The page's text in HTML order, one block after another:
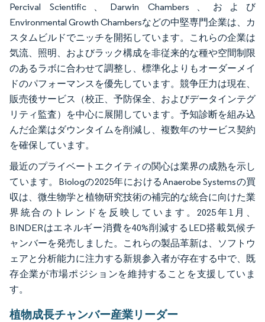
Percival Scientific、Darwin Chambers、および
Environmental Growth Chambersなどの中堅専門企業は、カ
スタムビルドでニッチを開拓しています。これらの企業は
気流、照明、およびラック構成を非従来的な種や空間制限
のあるラボに合わせて調整し、標準化よりもオーダーメイ
ドのパフォーマンスを優先しています。競争圧力は現在、
販売後サービス（校正、予防保全、およびデータインテグ
リティ監査）を中心に展開しています。予知診断を組み込
んだ企業はダウンタイムを削減し、複数年のサービス契約
を確保しています。
最近のプライベートエクイティの関心は業界の成熟を示し
ています。Biologの2025年におけるAnaerobe Systemsの買
収は、微生物学と植物研究技術の補完的な統合に向けた業
界統合のトレンドを反映しています。2025年1月、
BINDERはエネルギー消費を40%削減するLED搭載気候チ
ャンバーを発売しました。これらの製品革新は、ソフトウ
ェアと分析能力に注力する新規参入者が存在する中で、既
存企業が市場ポジションを維持することを支援していま
す。
植物成長チャンバー産業リーダー